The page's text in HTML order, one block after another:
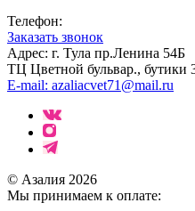
Телефон:
Заказать звонок
Адрес: г. Тула пр.Ленина 54Б
ТЦ Цветной бульвар., бутики
E-mail: azaliacvet71@mail.ru
© Азалия 2026
Мы принимаем к оплате: